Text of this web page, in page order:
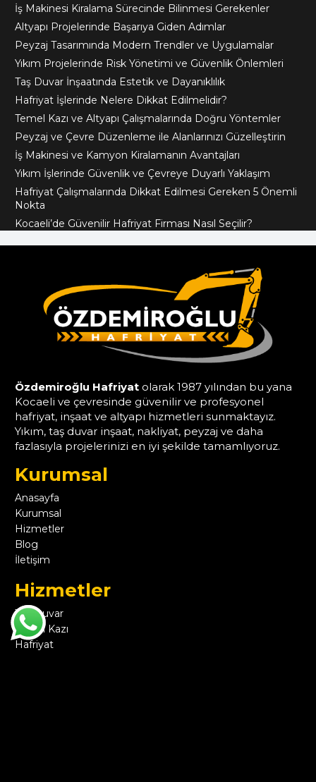
İş Makinesi Kiralama Sürecinde Bilinmesi Gerekenler
Altyapı Projelerinde Başarıya Giden Adımlar
Peyzaj Tasarımında Modern Trendler ve Uygulamalar
Yıkım Projelerinde Risk Yönetimi ve Güvenlik Önlemleri
Taş Duvar İnşaatında Estetik ve Dayanıklılık
Hafriyat İşlerinde Nelere Dikkat Edilmelidir?
Temel Kazı ve Altyapı Çalışmalarında Doğru Yöntemler
Peyzaj ve Çevre Düzenleme ile Alanlarınızı Güzelleştirin
İş Makinesi ve Kamyon Kiralamanın Avantajları
Yıkım İşlerinde Güvenlik ve Çevreye Duyarlı Yaklaşım
Hafriyat Çalışmalarında Dikkat Edilmesi Gereken 5 Önemli
Nokta
Kocaeli’de Güvenilir Hafriyat Firması Nasıl Seçilir?
Özdemiroğlu Hafriyat olarak 1987 yılından bu yana
Kocaeli ve çevresinde güvenilir ve profesyonel
hafriyat, inşaat ve altyapı hizmetleri sunmaktayız.
Yıkım, taş duvar inşaat, nakliyat, peyzaj ve daha
fazlasıyla projelerinizi en iyi şekilde tamamlıyoruz.
Kurumsal
Anasayfa
Kurumsal
Hizmetler
Blog
İletişim
Hizmetler
Taş Duvar
Temel Kazı
Hafriyat